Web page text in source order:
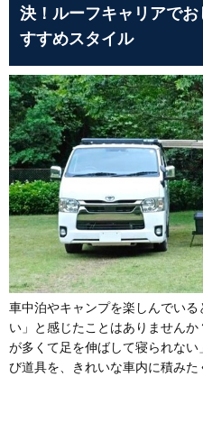
決！ルーフキャリアで
すすめスタイル
車中泊やキャンプを楽しんでい
い」と感じたことはありません
が多くて足を伸ばして寝られな
び道具を、きれいな車内に積み